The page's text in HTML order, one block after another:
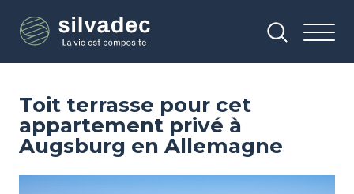
contenu
Toit terrasse pour cet
appartement privé à
Augsburg en Allemagne